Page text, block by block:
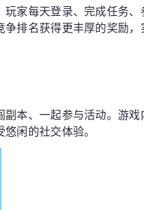
家每天登录、完成任务、
排名获得更丰厚的奖励，
本、一起参与活动。游戏
闲的社交体验。